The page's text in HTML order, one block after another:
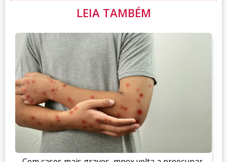
LEIA TAMBÉM